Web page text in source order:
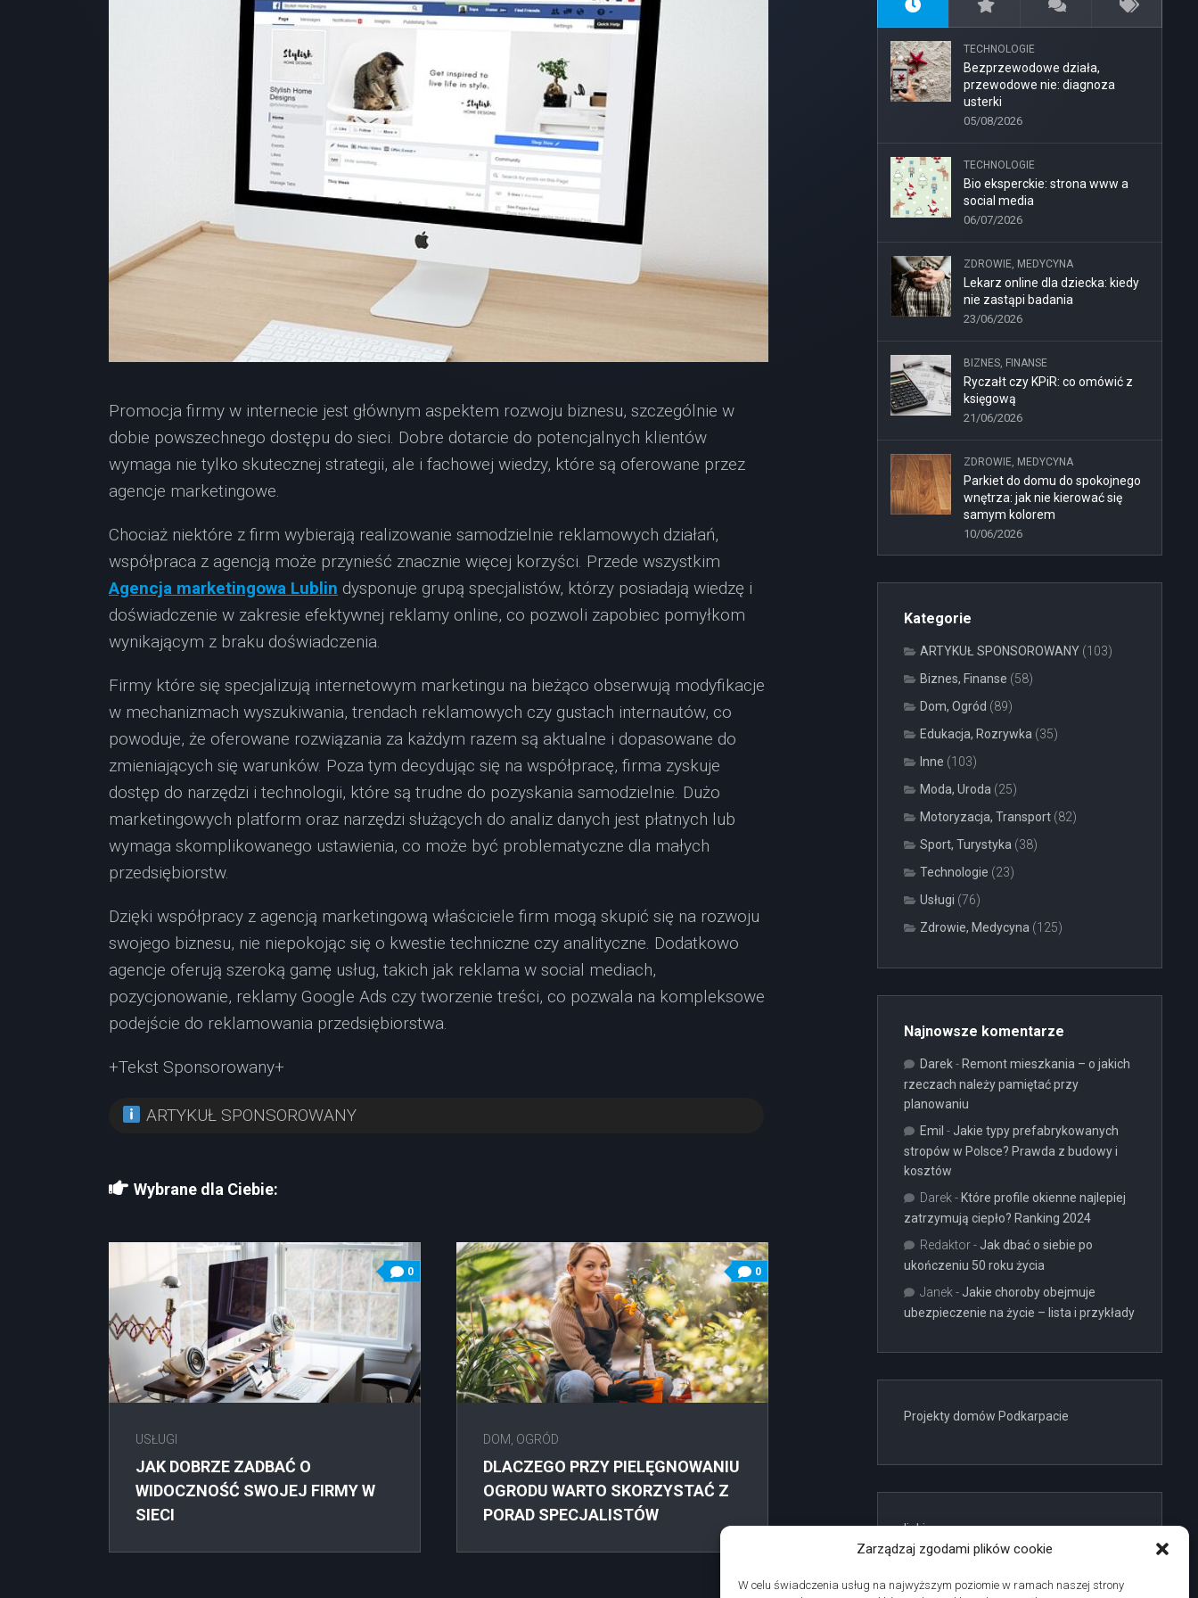
Zarządzaj zgodami plików cookie
W celu świadczenia usług na najwyższym poziomie w ramach naszej strony
Promocja firmy w internecie jest głównym aspektem rozwoju biznesu, szczególnie w
dobie powszechnego dostępu do sieci. Dobre dotarcie do potencjalnych klientów
wymaga nie tylko skutecznej strategii, ale i fachowej wiedzy, które są oferowane przez
agencje marketingowe.
Chociaż niektóre z firm wybierają realizowanie samodzielnie reklamowych działań,
współpraca z agencją może przynieść znacznie więcej korzyści. Przede wszystkim
Agencja marketingowa Lublin dysponuje grupą specjalistów, którzy posiadają wiedzę i
doświadczenie w zakresie efektywnej reklamy online, co pozwoli zapobiec pomyłkom
wynikającym z braku doświadczenia.
Firmy które się specjalizują internetowym marketingu na bieżąco obserwują modyfikacje
w mechanizmach wyszukiwania, trendach reklamowych czy gustach internautów, co
powoduje, że oferowane rozwiązania za każdym razem są aktualne i dopasowane do
zmieniających się warunków. Poza tym decydując się na współpracę, firma zyskuje
dostęp do narzędzi i technologii, które są trudne do pozyskania samodzielnie. Dużo
marketingowych platform oraz narzędzi służących do analiz danych jest płatnych lub
wymaga skomplikowanego ustawienia, co może być problematyczne dla małych
przedsiębiorstw.
Dzięki współpracy z agencją marketingową właściciele firm mogą skupić się na rozwoju
swojego biznesu, nie niepokojąc się o kwestie techniczne czy analityczne. Dodatkowo
agencje oferują szeroką gamę usług, takich jak reklama w social mediach,
pozycjonowanie, reklamy Google Ads czy tworzenie treści, co pozwala na kompleksowe
podejście do reklamowania przedsiębiorstwa.
+Tekst Sponsorowany+
ARTYKUŁ SPONSOROWANY
Wybrane dla Ciebie:
0
USŁUGI
JAK DOBRZE ZADBAĆ O
WIDOCZNOŚĆ SWOJEJ FIRMY W
SIECI
0
DOM, OGRÓD
DLACZEGO PRZY PIELĘGNOWANIU
OGRODU WARTO SKORZYSTAĆ Z
PORAD SPECJALISTÓW
TECHNOLOGIE
Bezprzewodowe działa,
przewodowe nie: diagnoza
usterki
05/08/2026
TECHNOLOGIE
Bio eksperckie: strona www a
social media
06/07/2026
ZDROWIE, MEDYCYNA
Lekarz online dla dziecka: kiedy
nie zastąpi badania
23/06/2026
BIZNES, FINANSE
Ryczałt czy KPiR: co omówić z
księgową
21/06/2026
ZDROWIE, MEDYCYNA
Parkiet do domu do spokojnego
wnętrza: jak nie kierować się
samym kolorem
10/06/2026
Kategorie
ARTYKUŁ SPONSOROWANY (103)
Biznes, Finanse (58)
Dom, Ogród (89)
Edukacja, Rozrywka (35)
Inne (103)
Moda, Uroda (25)
Motoryzacja, Transport (82)
Sport, Turystyka (38)
Technologie (23)
Usługi (76)
Zdrowie, Medycyna (125)
Najnowsze komentarze
Darek- Remont mieszkania – o jakich
rzeczach należy pamiętać przy
planowaniu
Emil - Jakie typy prefabrykowanych
stropów w Polsce? Prawda z budowy i
kosztów
Darek - Które profile okienne najlepiej
zatrzymują ciepło? Ranking 2024
Redaktor- Jak dbać o siebie po
ukończeniu 50 roku życia
Janek - Jakie choroby obejmuje
ubezpieczenie na życie – lista i przykłady
Projekty domów Podkarpacie
linki z nap